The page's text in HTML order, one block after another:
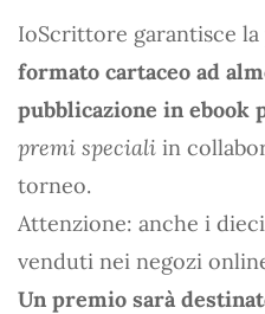
IoScrittore garantisce
formato cartaceo ad
pubblicazione in
premi speciali in
torneo.
Attenzione: anche i
venduti nei negozi
Un premio sarà